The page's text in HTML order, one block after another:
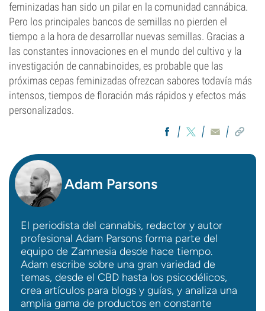
feminizadas han sido un pilar en la comunidad cannábica.
Pero los principales bancos de semillas no pierden el
tiempo a la hora de desarrollar nuevas semillas. Gracias a
las constantes innovaciones en el mundo del cultivo y la
investigación de cannabinoides, es probable que las
próximas cepas feminizadas ofrezcan sabores todavía más
intensos, tiempos de floración más rápidos y efectos más
personalizados.
Adam Parsons
El periodista del cannabis, redactor y autor
profesional Adam Parsons forma parte del
equipo de Zamnesia desde hace tiempo.
Adam escribe sobre una gran variedad de
temas, desde el CBD hasta los psicodélicos,
crea artículos para blogs y guías, y analiza una
amplia gama de productos en constante